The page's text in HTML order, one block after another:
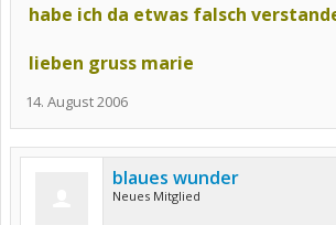
habe ich da etwas falsch
lieben gruss marie
14. August 2006
blaues wunder
Neues Mitglied